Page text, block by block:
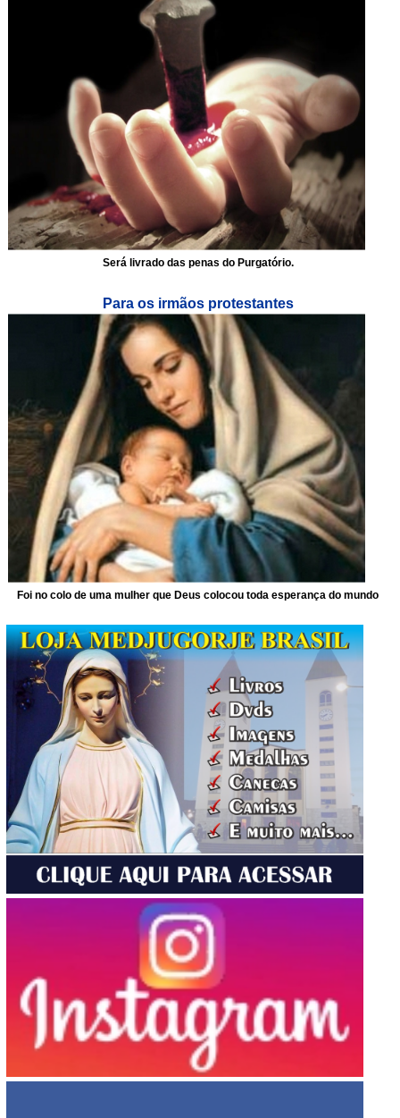
Será livrado das penas do Purgatório.
Para os irmãos protestantes
Foi no colo de uma mulher que Deus colocou toda esperança do mundo